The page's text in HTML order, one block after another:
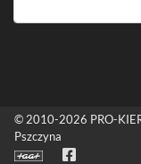
Stopka
© 2010-2026 PRO-
Pszczyna